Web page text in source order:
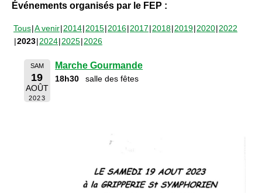
Événements organisés par le FEP :
Tous A venir 2014 2015 2016 2017 2018 2019 2020 2022
2023 2024 2025 2026
SAM
19
AOÛT
2023
Marche Gourmande
18h30 salle des fêtes